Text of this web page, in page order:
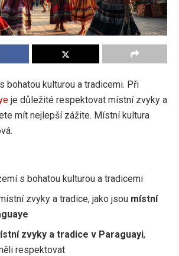
bohatou kulturou a tradicemi. Při
je důležité respektovat místní zvyky a
mít nejlepší zážite. Místní kultura
s bohatou kulturou a tradicemi
zvyky a tradice, jako jsou místní
zvyky a tradice v Paraguayi,
respektovat